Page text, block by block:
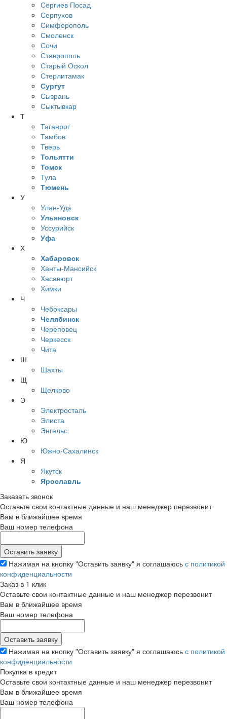
Сергиев Посад
Серпухов
Симферополь
Смоленск
Сочи
Ставрополь
Старый Оскол
Стерлитамак
Сургут
Сызрань
Сыктывкар
Т
Таганрог
Тамбов
Тверь
Тольятти
Томск
Тула
Тюмень
У
Улан-Удэ
Ульяновск
Уссурийск
Уфа
Х
Хабаровск
Ханты-Мансийск
Хасавюрт
Химки
Ч
Чебоксары
Челябинск
Череповец
Черкесск
Чита
Ш
Шахты
Щ
Щелково
Э
Электросталь
Элиста
Энгельс
Ю
Южно-Сахалинск
Я
Якутск
Ярославль
Заказать звонок
Оставьте свои контактные данные и наш менеджер перезвонит
Вам в ближайшее время
Ваш номер телефона
Нажимая на кнопку "Оставить заявку" я соглашаюсь с политикой
конфиденциальности
Заказ в 1 клик
Оставьте свои контактные данные и наш менеджер перезвонит
Вам в ближайшее время
Ваш номер телефона
Нажимая на кнопку "Оставить заявку" я соглашаюсь с политикой
конфиденциальности
Покупка в кредит
Оставьте свои контактные данные и наш менеджер перезвонит
Вам в ближайшее время
Ваш номер телефона